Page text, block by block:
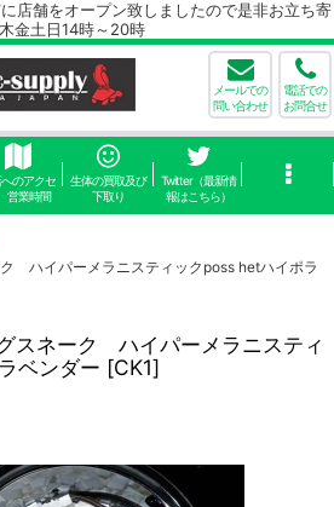
オープン致しましたので是非お立ち寄
土日14時～20時
メールでの
問い合わせ
電話での
お問合せ
のアクセ
営業時間
生体の買取及び
下取り
Twitter（最新情
報はこちら）
ハイパーメラニスティックposs hetハイポラ
スネーク ハイパーメラニスティ
ベンダー [CK1]